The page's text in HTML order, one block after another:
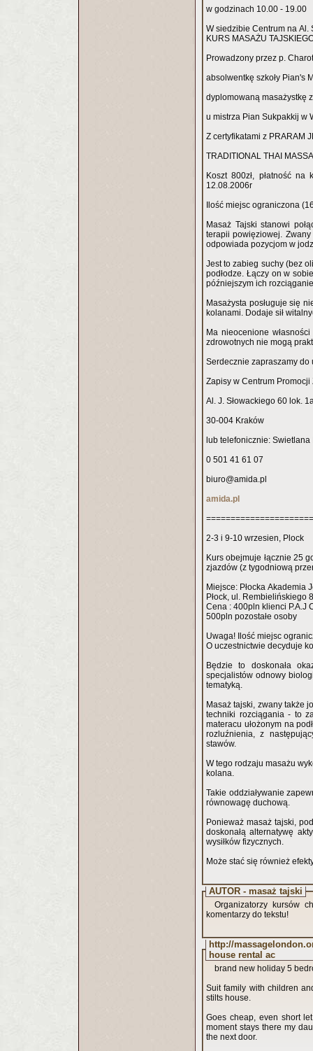
w godzinach 10.00 - 19.00
W siedzibie Centrum na Al.
KURS MASAŻU
Prowadzony przez p.
absolwentkę szkoły Pian's
dyplomowaną masażystkę
u mistrza Pian Sukpakkij w
Z certyfikatami z PRARAM
TRADITIONAL THAI
Koszt 800zł, płatność
12.08.2006r
Ilość miejsc ograniczona
Masaż Tajski stanowi
terapii powięziowej.
odpowiada pozycjom w
Jest to zabieg suchy (bez
podłodze. Łączy on w
późniejszym ich
Masażysta posługuje się
kolanami. Dodaje sił
Ma nieocenione
zdrowotnych nie mogą
Serdecznie zapraszamy do
Zapisy w Centrum Promocji
Al. J. Słowackiego 60 lok.
30-004 Kraków
lub telefonicznie:
0 501 41 61 07
biuro@amida.pl
amida.pl
2-3 i 9-10 wrzesien, Plock
Kurs obejmuje łącznie 25
zjazdów (z tygodniową
Miejsce: Płocka Akademia
Płock, ul. Rembielińskiego 8
Cena : 400pln klienci P.A.J
500pln pozostałe osoby
Uwaga! Ilość miejsc
O uczestnictwie decyduje
Będzie to doskonała
specjalistów odnowy
tematyką.
Masaż tajski, zwany także
techniki rozciągania - to
materacu ułożonym na
rozluźnienia, z
stawów.
W tego rodzaju masażu
kolana.
Takie oddziaływanie
równowagę duchową.
Ponieważ masaż tajski,
doskonałą alternatywę
wysiłków fizycznych.
Może stać się również
AUTOR - masaż tajski
Organizatorzy kursów
komentarzy do tekstu!
http://
house rental ac
brand new holiday 5
Suit family with children
stilts house.
Goes cheap, even short
moment stays there my
the next door.